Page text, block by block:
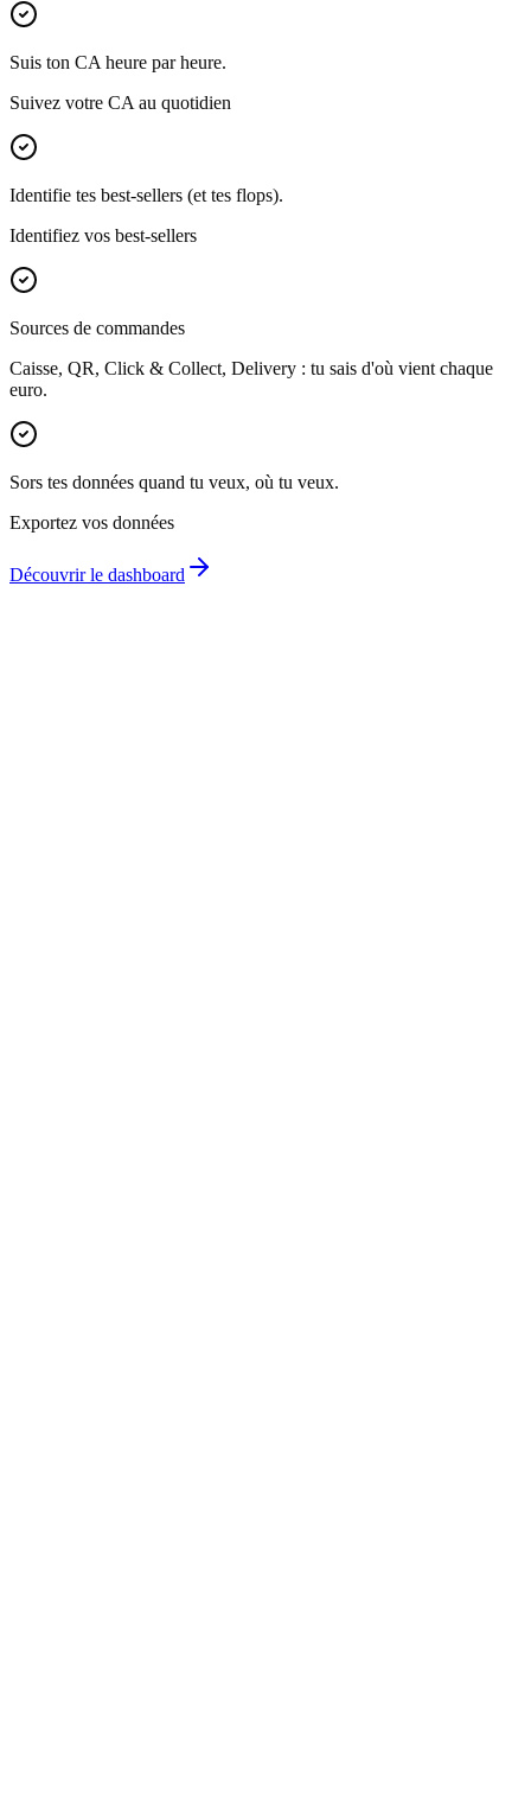
Suis ton CA heure par heure.
Suivez votre CA au quotidien
Identifie tes best-sellers (et tes flops).
Identifiez vos best-sellers
Sources de commandes
Caisse, QR, Click & Collect, Delivery : tu sais d'où vient chaque
euro.
Sors tes données quand tu veux, où tu veux.
Exportez vos données
Découvrir le dashboard